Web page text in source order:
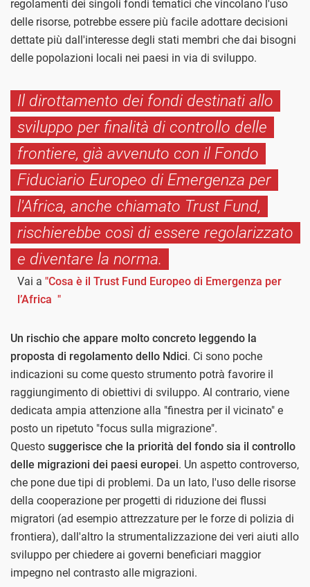
regolamenti dei singoli fondi tematici che vincolano l'uso
delle risorse, potrebbe essere più facile adottare decisioni
dettate più dall'interesse degli stati membri che dai bisogni
delle popolazioni locali nei paesi in via di sviluppo.
Il dirottamento dei fondi destinati allo
sviluppo per finalità di controllo delle
frontiere, già avvenuto con il Fondo
Fiduciario Europeo di Emergenza per
l'Africa, anche chiamato Trust Fund,
rischierebbe così di essere regolarizzato
e diventare la norma.
Vai a "Cosa è il Trust Fund Europeo di Emergenza per
l’Africa "
Un rischio che appare molto concreto leggendo la
proposta di regolamento dello Ndici. Ci sono poche
indicazioni su come questo strumento potrà favorire il
raggiungimento di obiettivi di sviluppo. Al contrario, viene
dedicata ampia attenzione alla "finestra per il vicinato" e
posto un ripetuto "focus sulla migrazione".
Questo suggerisce che la priorità del fondo sia il controllo
delle migrazioni dei paesi europei. Un aspetto controverso,
che pone due tipi di problemi. Da un lato, l'uso delle risorse
della cooperazione per progetti di riduzione dei flussi
migratori (ad esempio attrezzature per le forze di polizia di
frontiera), dall'altro la strumentalizzazione dei veri aiuti allo
sviluppo per chiedere ai governi beneficiari maggior
impegno nel contrasto alle migrazioni.